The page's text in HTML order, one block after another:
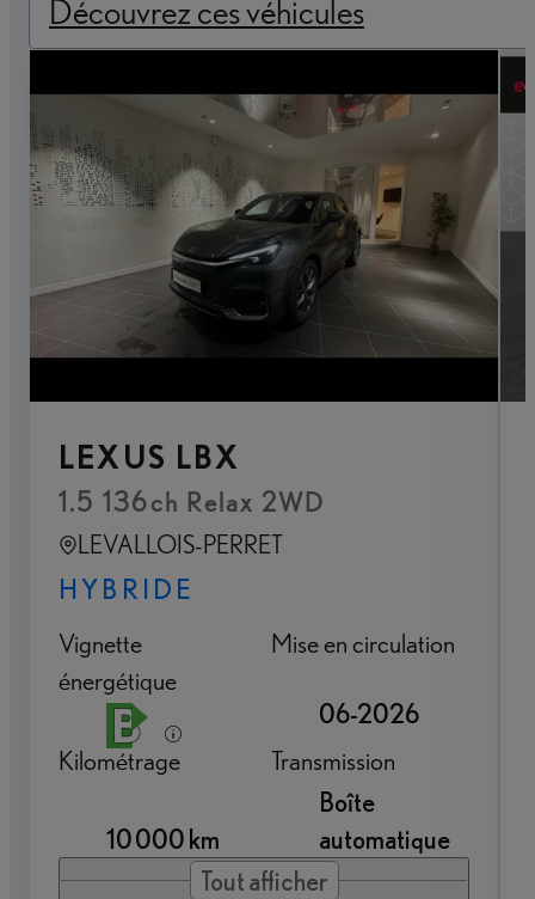
Découvrez ces véhicules
LEXUS LBX
1.5 136ch Relax 2WD
LEVALLOIS-PERRET
HYBRIDE
Vignette
énergétique
Mise en circulation
06-2026
Kilométrage
10 000 km
Transmission
Boîte
automatique
Tout afficher